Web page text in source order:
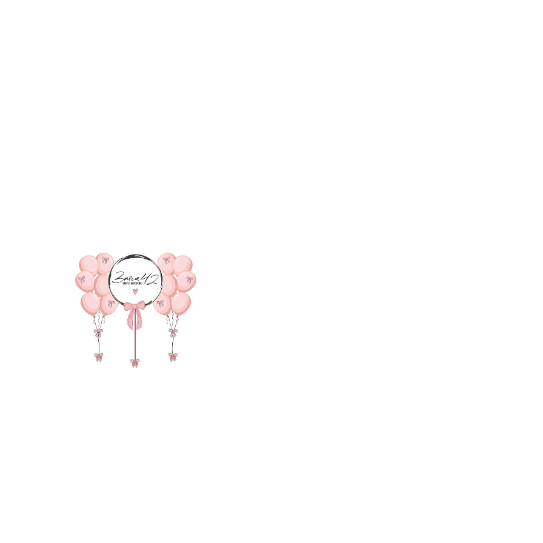
13 140
В КОРЗИНУ
2 фонтана по 10 шаров пастель с 3 бантиками на каждом шаре, две
метровые цифры с бантиками, зеркальный гигант с индивидуальной
надписью и бантиками, ВАУ коробка с индивидуальной надписью и
бантиками, 5 грузов, 4 пакета для транспортировки